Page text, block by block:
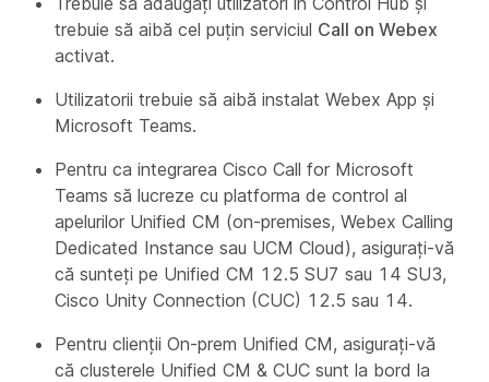
trebuie să aibă cel puțin serviciul Call on Webex
activat.
Utilizatorii trebuie să aibă instalat Webex App și
Microsoft Teams.
Pentru ca integrarea Cisco Call for Microsoft
Teams să lucreze cu platforma de control al
apelurilor Unified CM (on-premises, Webex Calling
Dedicated Instance sau UCM Cloud), asigurați-vă
că sunteți pe Unified CM 12.5 SU7 sau 14 SU3,
Cisco Unity Connection (CUC) 12.5 sau 14.
Pentru clienții On-prem Unified CM, asigurați-vă
că clusterele Unified CM & CUC sunt la bord la